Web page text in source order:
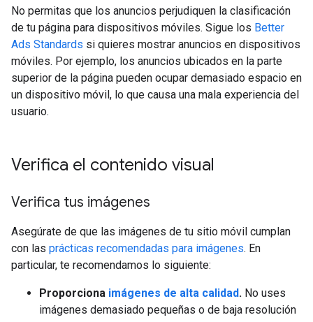
No permitas que los anuncios perjudiquen la clasificación
de tu página para dispositivos móviles. Sigue los Better
Ads Standards si quieres mostrar anuncios en dispositivos
móviles. Por ejemplo, los anuncios ubicados en la parte
superior de la página pueden ocupar demasiado espacio en
un dispositivo móvil, lo que causa una mala experiencia del
usuario.
Verifica el contenido visual
Verifica tus imágenes
Asegúrate de que las imágenes de tu sitio móvil cumplan
con las prácticas recomendadas para imágenes. En
particular, te recomendamos lo siguiente:
Proporciona imágenes de alta calidad. No uses
imágenes demasiado pequeñas o de baja resolución